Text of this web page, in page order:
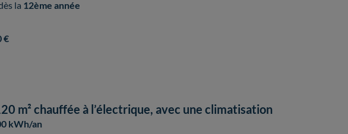
la 12ème année
€
m² chauffée à l’électrique, avec une climatisation
kWh/an